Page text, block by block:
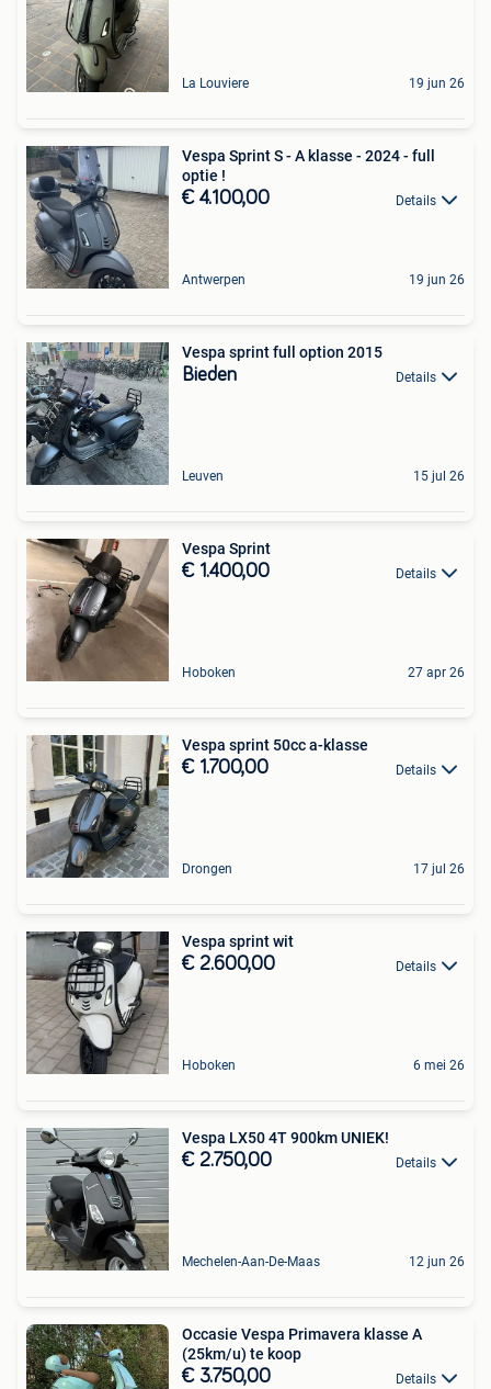
La Louviere 19 jun 26
Vespa Sprint S - A klasse - 2024 - full
optie !
€ 4.100,00 Details
Antwerpen 19 jun 26
Vespa sprint full option 2015
Bieden Details
Leuven 15 jul 26
Vespa Sprint
€ 1.400,00 Details
Hoboken 27 apr 26
Vespa sprint 50cc a-klasse
€ 1.700,00 Details
Drongen 17 jul 26
Vespa sprint wit
€ 2.600,00 Details
Hoboken 6 mei 26
Vespa LX50 4T 900km UNIEK!
€ 2.750,00 Details
Mechelen-Aan-De-Maas 12 jun 26
Occasie Vespa Primavera klasse A
(25km/u) te koop
€ 3.750,00 Details